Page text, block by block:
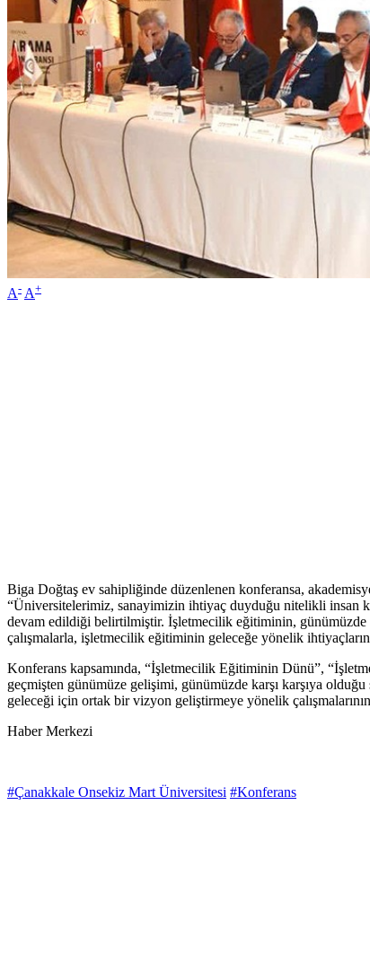
A- A+
Biga Doğtaş ev sahipliğinde düzenlenen konferansa,
“Üniversitelerimiz, sanayimizin ihtiyaç duyduğu nitelikli insan
devam edildiği belirtilmiştir. İşletmecilik eğitiminin,
çalışmalarla, işletmecilik eğitiminin geleceğe yönelik
Konferans kapsamında, “İşletmecilik Eğitiminin Dünü”,
geçmişten günümüze gelişimi, günümüzde karşı karşıya
geleceği için ortak bir vizyon geliştirmeye yönelik
Haber Merkezi
#Çanakkale Onsekiz Mart Üniversitesi #Konferans